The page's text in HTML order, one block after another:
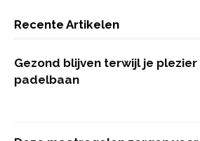
Recente Artikelen
Gezond blijven terwijl je
padelbaan